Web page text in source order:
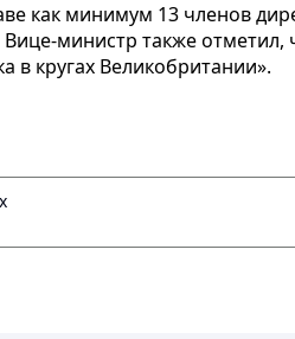
как минимум 13 членов
министр также отметил,
в кругах Великобритании».